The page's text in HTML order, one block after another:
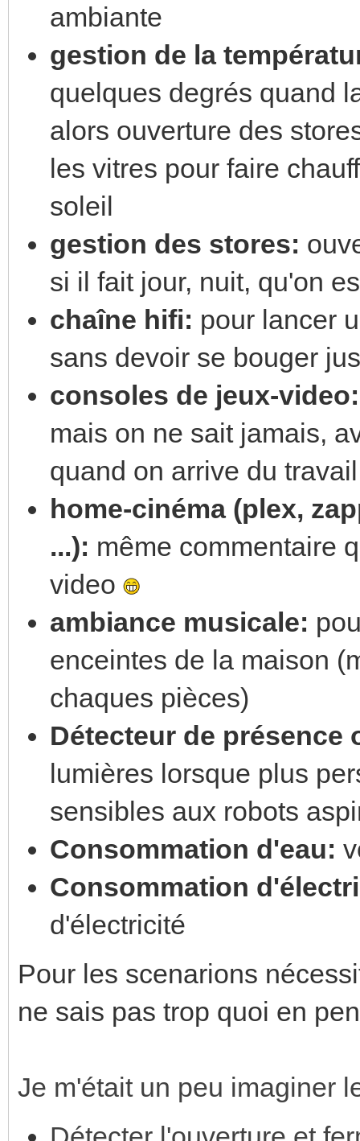
ambiante
gestion de la
quelques degrés quand
alors ouverture des
les vitres pour faire
soleil
gestion des stores:
si il fait jour, nuit, qu'on
chaîne hifi: pour lancer
sans devoir se bouger
consoles de jeux-video:
mais on ne sait jamais,
quand on arrive du
home-cinéma (plex,
...): même commentaire
video
ambiance musicale:
enceintes de la maison
chaques pièces)
Détecteur de présence
lumières lorsque plus
sensibles aux robots
Consommation d'eau:
Consommation
d'électricité
Pour les scenarions
ne sais pas trop quoi en
Je m'était un peu imaginer